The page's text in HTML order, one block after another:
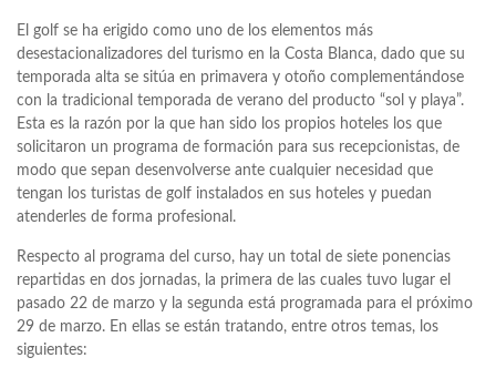
El golf se ha erigido como uno de los elementos más
desestacionalizadores del turismo en la Costa Blanca, dado que su
temporada alta se sitúa en primavera y otoño complementándose
con la tradicional temporada de verano del producto “sol y playa”.
Esta es la razón por la que han sido los propios hoteles los que
solicitaron un programa de formación para sus recepcionistas, de
modo que sepan desenvolverse ante cualquier necesidad que
tengan los turistas de golf instalados en sus hoteles y puedan
atenderles de forma profesional.
Respecto al programa del curso, hay un total de siete ponencias
repartidas en dos jornadas, la primera de las cuales tuvo lugar el
pasado 22 de marzo y la segunda está programada para el próximo
29 de marzo. En ellas se están tratando, entre otros temas, los
siguientes: